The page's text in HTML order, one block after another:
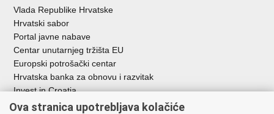
Vlada Republike Hrvatske
Hrvatski sabor
Portal javne nabave
Centar unutarnjeg tržišta EU
Europski potrošački centar
Hrvatska banka za obnovu i razvitak
Invest in Croatia
Europska banka za obnovu i razvoj
Ova stranica upotrebljava kolačiće